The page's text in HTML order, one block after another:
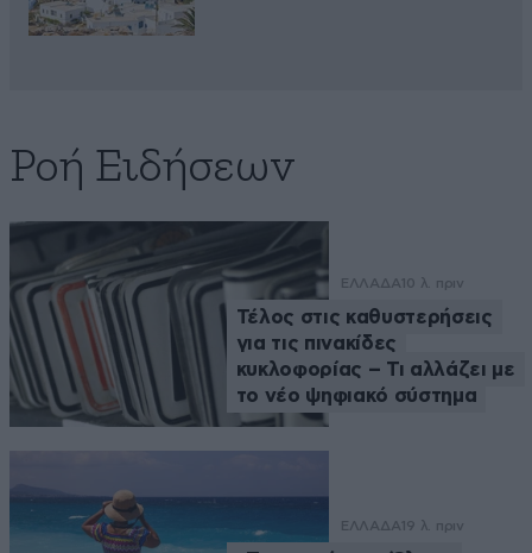
Ροή Ειδήσεων
ΕΛΛΑΔΑ 10 λ. πριν
Τέλος στις καθυστερήσεις
για τις πινακίδες
κυκλοφορίας – Τι αλλάζει με
το νέο ψηφιακό σύστημα
ΕΛΛΑΔΑ 19 λ. πριν